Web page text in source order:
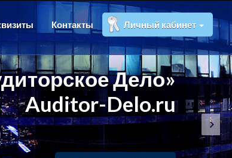
Контакты Личный кабинет
Дело»
Auditor-Delo.ru